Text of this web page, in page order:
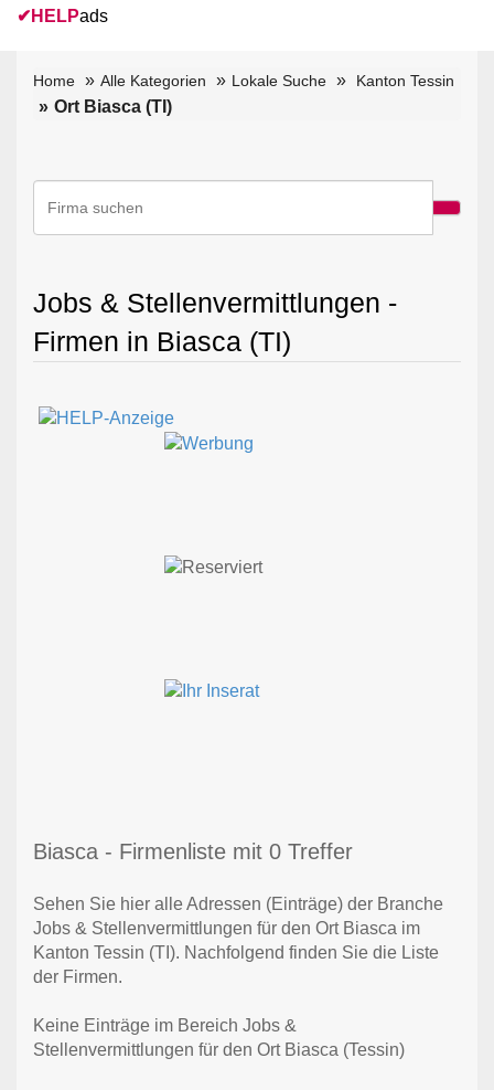
✔ HELPads
Home Alle Kategorien Lokale Suche Kanton Tessin
Ort Biasca (TI)
Jobs & Stellenvermittlungen -
Firmen in Biasca (TI)
Biasca - Firmenliste mit 0 Treffer
Sehen Sie hier alle Adressen (Einträge) der Branche
Jobs & Stellenvermittlungen für den Ort Biasca im
Kanton Tessin (TI). Nachfolgend finden Sie die Liste
der Firmen.
Keine Einträge im Bereich Jobs &
Stellenvermittlungen für den Ort Biasca (Tessin)